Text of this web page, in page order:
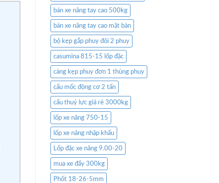
bán xe nâng tay cao 500kg
bán xe nâng tay cao mặt bàn
bộ kẹp gắp phuy đôi 2 phuy
casumina 815-15 lốp đặc
càng kẹp phuy đơn 1 thùng phuy
cẩu mốc động cơ 2 tấn
cẩu thuỷ lực giá rẻ 3000kg
lốp xe nâng 750-15
lốp xe nâng nhập khẩu
Lốp đặc xe nâng 9.00-20
mua xe đẩy 300kg
Phốt 18-26-5mm